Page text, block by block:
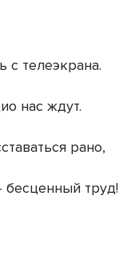
телеэкрана.
нас ждут.
рано,
бесценный труд!